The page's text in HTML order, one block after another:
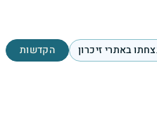
באתרי זיכרון הקדשות